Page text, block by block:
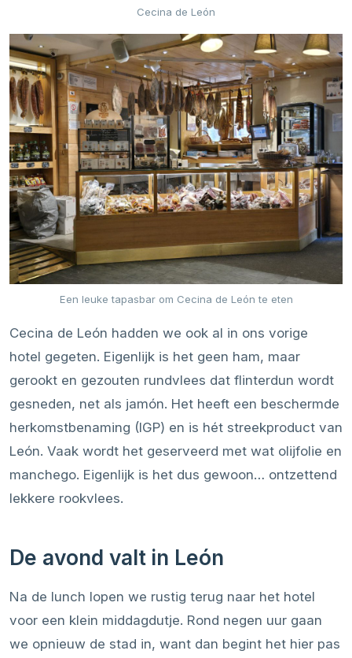
Cecina de León
Een leuke tapasbar om Cecina de León te eten
Cecina de León hadden we ook al in ons vorige
hotel gegeten. Eigenlijk is het geen ham, maar
gerookt en gezouten rundvlees dat flinterdun wordt
gesneden, net als jamón. Het heeft een beschermde
herkomstbenaming (IGP) en is hét streekproduct van
León. Vaak wordt het geserveerd met wat olijfolie en
manchego. Eigenlijk is het dus gewoon… ontzettend
lekkere rookvlees.
De avond valt in León
Na de lunch lopen we rustig terug naar het hotel
voor een klein middagdutje. Rond negen uur gaan
we opnieuw de stad in, want dan begint het hier pas